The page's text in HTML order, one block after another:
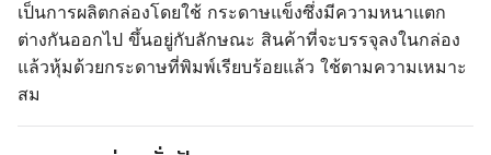
เป็นการผลิตกล่องโดยใช้ กระดาษแข็งซึ่งมีความหนาแตก
ต่างกันออกไป ขึ้นอยู่กับลักษณะ สินค้าที่จะบรรจุลงในกล่อง
แล้วหุ้มด้วยกระดาษที่พิมพ์เรียบร้อยแล้ว ใช้ตามความเหมาะ
สม